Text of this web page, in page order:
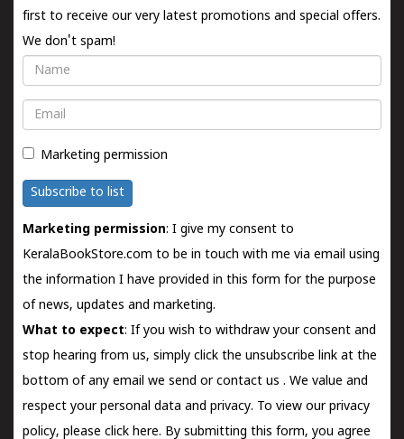
first to receive our very latest promotions and special offers.
We don't spam!
Name
Email
Marketing permission
Subscribe to list
Marketing permission: I give my consent to
KeralaBookStore.com to be in touch with me via email using
the information I have provided in this form for the purpose
of news, updates and marketing.
What to expect: If you wish to withdraw your consent and
stop hearing from us, simply click the unsubscribe link at the
bottom of any email we send orcontact us . We value and
respect your personal data and privacy. To view our privacy
policy, please click here. By submitting this form, you agree